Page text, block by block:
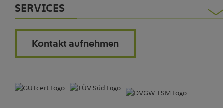
Engagement
Karriere
SERVICES
Netzanschlussportal
Kontakt aufnehmen